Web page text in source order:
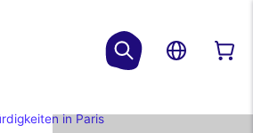
in Paris